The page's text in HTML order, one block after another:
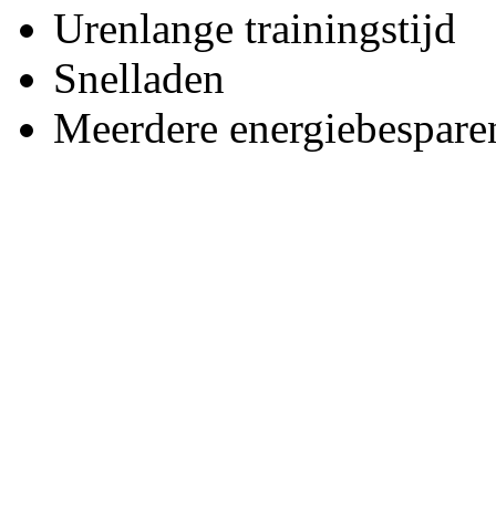
Urenlange trainingstijd
Snelladen
Meerdere